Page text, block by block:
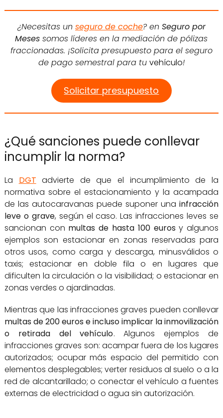
¿Necesitas un seguro de coche? en Seguro por
Meses somos líderes en la mediación de pólizas
fraccionadas. ¡Solicita presupuesto para el seguro
de pago semestral para tu vehículo!
Solicitar presupuesto
¿Qué sanciones puede conllevar
incumplir la norma?
La DGT advierte de que el incumplimiento de la
normativa sobre el estacionamiento y la acampada
de las autocaravanas puede suponer unainfracción
leve o grave, según el caso. Las infracciones leves se
sancionan con multas de hasta 100 eurosy algunos
ejemplos son estacionar en zonas reservadas para
otros usos, como carga y descarga, minusválidos o
taxis; estacionar en doble fila o en lugares que
dificulten la circulación o la visibilidad; o estacionar en
zonas verdes o ajardinadas.
Mientras que las infracciones graves pueden conllevar
multas de 200 euros e incluso implicar la inmovilización
o retirada del vehículo. Algunos ejemplos de
infracciones graves son: acampar fuera de los lugares
autorizados; ocupar más espacio del permitido con
elementos desplegables; verter residuos al suelo o a la
red de alcantarillado; o conectar el vehículo a fuentes
externas de electricidad o agua sin autorización.